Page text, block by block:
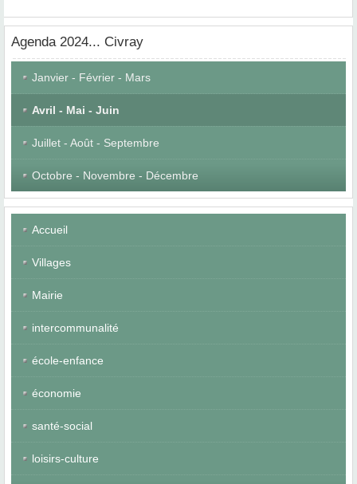
Agenda2024... Civray
Janvier - Février - Mars
Avril - Mai - Juin
Juillet - Août - Septembre
Octobre - Novembre - Décembre
Accueil
Villages
Mairie
intercommunalité
école-enfance
économie
santé-social
loisirs-culture